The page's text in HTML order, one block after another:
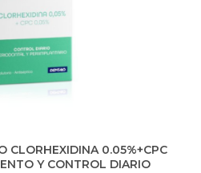
CLORHEXIDINA 0.05%+CPC
Y CONTROL DIARIO